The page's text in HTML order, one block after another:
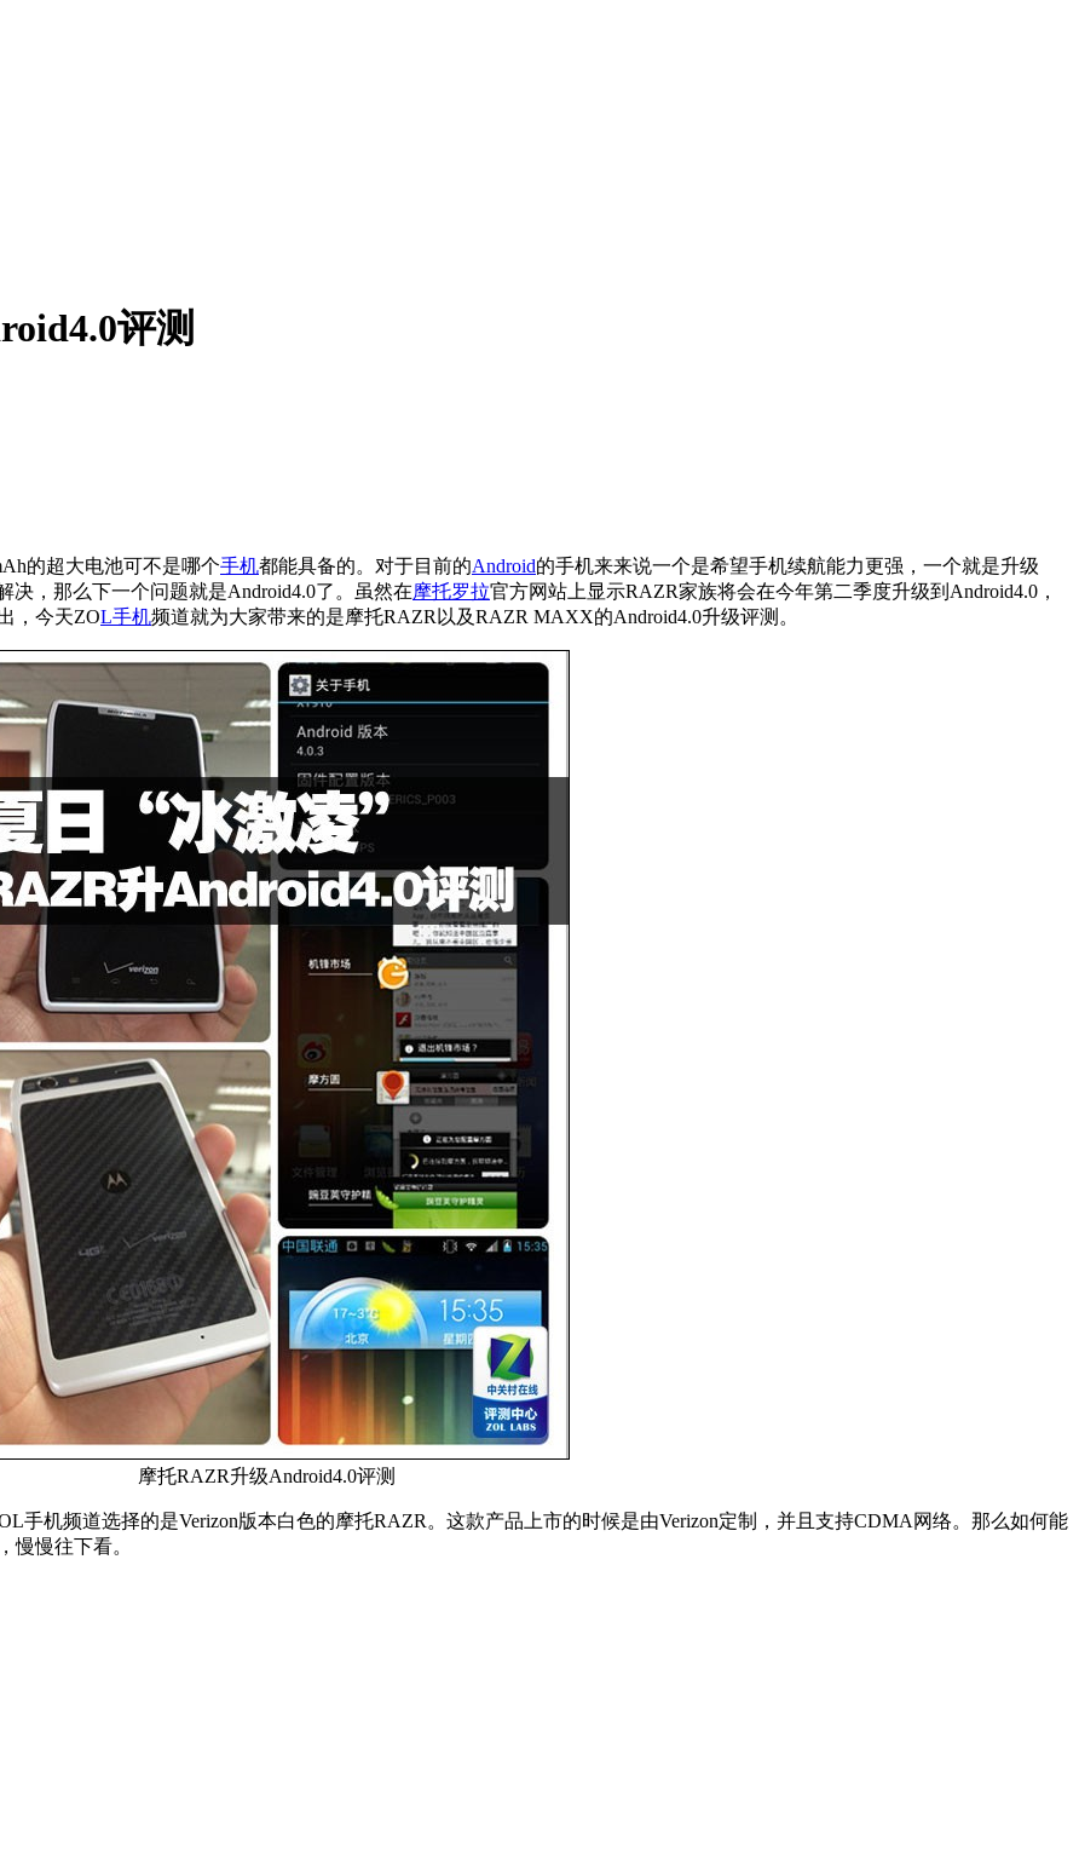
评测
的超大电池可不是哪个手机都能具备的。对于目前的Android的手机来来说一个是希望手机续航能力更强，一个就是升级
，那么下一个问题就是Android4.0了。虽然在摩托罗拉官方网站上显示RAZR家族将会在今年第二季度升级到Android4.0，
，今天ZOL手机频道就为大家带来的是摩托RAZR以及RAZR MAXX的Android4.0升级评测。
摩托RAZR升级Android4.0评测
机频道选择的是Verizon版本白色的摩托RAZR。这款产品上市的时候是由Verizon定制，并且支持CDMA网络。那么如何能
慢慢往下看。